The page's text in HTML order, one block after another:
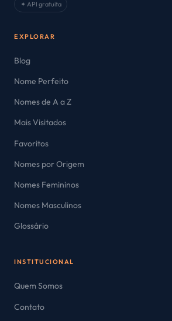
✦ API gratuita
EXPLORAR
Blog
Nome Perfeito
Nomes de A a Z
Mais Visitados
Favoritos
Nomes por Origem
Nomes Femininos
Nomes Masculinos
Glossário
INSTITUCIONAL
Quem Somos
Contato